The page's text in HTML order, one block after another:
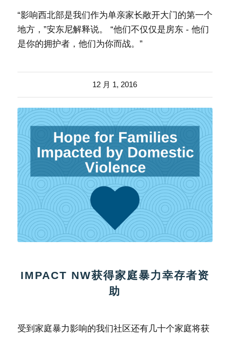
“影响西北部是我们作为单亲家长敞开大门的第一个
地方，”安东尼解释说。 “他们不仅仅是房东 - 他们
是你的拥护者，他们为你而战。”
12 月 1, 2016
IMPACT NW获得家庭暴力幸存者资
助
受到家庭暴力影响的我们社区还有几十个家庭将获